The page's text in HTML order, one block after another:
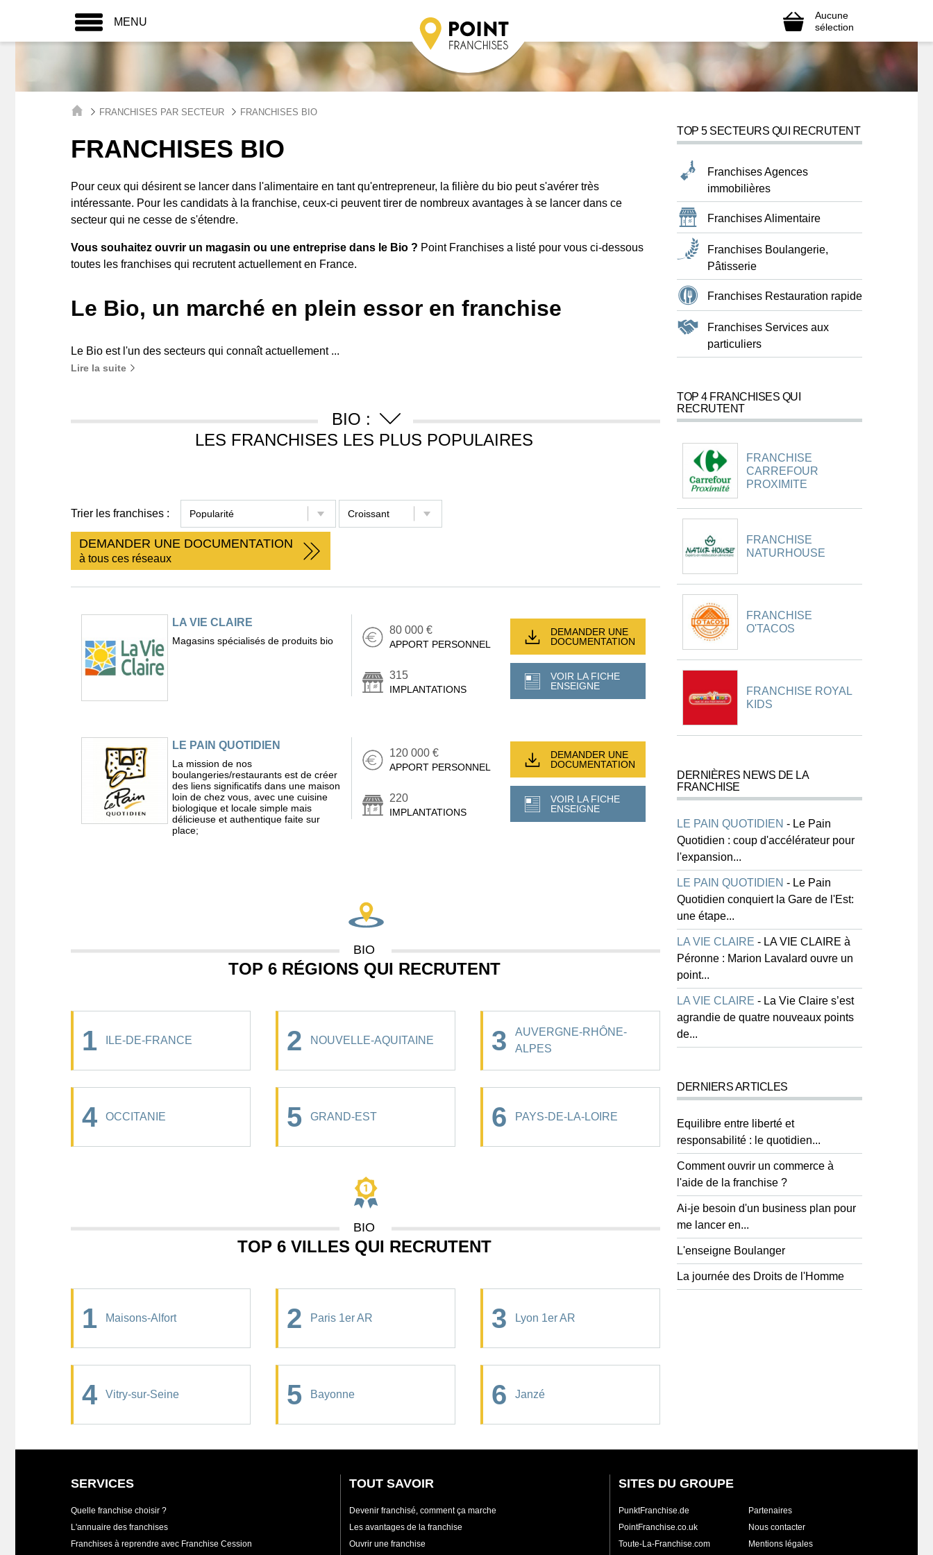
MENU
Aucune
sélection
FRANCHISES PAR SECTEUR FRANCHISES BIO
FRANCHISES BIO
Pour ceux qui désirent se lancer dans l'alimentaire en tant qu'entrepreneur, la filière du bio peut s'avérer très
intéressante. Pour les candidats à la franchise, ceux-ci peuvent tirer de nombreux avantages à se lancer dans ce
secteur qui ne cesse de s'étendre.
Vous souhaitez ouvrir un magasin ou une entreprise dans le Bio ? Point Franchises a listé pour vous ci-dessous
toutes les franchises qui recrutent actuellement en France.
Le Bio, un marché en plein essor en franchise
Le Bio est l'un des secteurs qui connaît actuellement ...
Lire la suite
BIO :
LES FRANCHISES LES PLUS POPULAIRES
Trier les franchises :
DEMANDER UNE DOCUMENTATION
à tous ces réseaux
LA VIE CLAIRE
Magasins spécialisés de produits bio
80 000 €
APPORT PERSONNEL
315
IMPLANTATIONS
DEMANDER UNE
DOCUMENTATION
VOIR LA FICHE
ENSEIGNE
LE PAIN QUOTIDIEN
La mission de nos
boulangeries/restaurants est de créer
des liens significatifs dans une maison
loin de chez vous, avec une cuisine
biologique et locale simple mais
délicieuse et authentique faite sur
place;
120 000 €
APPORT PERSONNEL
220
IMPLANTATIONS
DEMANDER UNE
DOCUMENTATION
VOIR LA FICHE
ENSEIGNE
BIO
TOP 6 RÉGIONS QUI RECRUTENT
1 ILE-DE-FRANCE 2 NOUVELLE-AQUITAINE 3
AUVERGNE-RHÔNE-
ALPES
4 OCCITANIE 5 GRAND-EST 6 PAYS-DE-LA-LOIRE
BIO
TOP 6 VILLES QUI RECRUTENT
1 Maisons-Alfort 2 Paris 1er AR 3 Lyon 1er AR
4 Vitry-sur-Seine 5 Bayonne 6 Janzé
TOP 5 SECTEURS QUI RECRUTENT
Franchises Agences
immobilières
Franchises Alimentaire
Franchises Boulangerie,
Pâtisserie
Franchises Restauration rapide
Franchises Services aux
particuliers
TOP 4 FRANCHISES QUI
RECRUTENT
FRANCHISE
CARREFOUR
PROXIMITE
FRANCHISE
NATURHOUSE
FRANCHISE
O'TACOS
FRANCHISE ROYAL
KIDS
DERNIÈRES NEWS DE LA
FRANCHISE
LE PAIN QUOTIDIEN - Le Pain
Quotidien : coup d'accélérateur pour
l'expansion...
LE PAIN QUOTIDIEN - Le Pain
Quotidien conquiert la Gare de l'Est:
une étape...
LA VIE CLAIRE - LA VIE CLAIRE à
Péronne : Marion Lavalard ouvre un
point...
LA VIE CLAIRE - La Vie Claire s’est
agrandie de quatre nouveaux points
de...
DERNIERS ARTICLES
Equilibre entre liberté et
responsabilité : le quotidien...
Comment ouvrir un commerce à
l'aide de la franchise ?
Ai-je besoin d'un business plan pour
me lancer en...
L'enseigne Boulanger
La journée des Droits de l'Homme
SERVICES
Quelle franchise choisir ?
L'annuaire des franchises
Franchises à reprendre avec Franchise Cession
TOUT SAVOIR
Devenir franchisé, comment ça marche
Les avantages de la franchise
Ouvrir une franchise
SITES DU GROUPE
PunktFranchise.de
PointFranchise.co.uk
Toute-La-Franchise.com
Partenaires
Nous contacter
Mentions légales